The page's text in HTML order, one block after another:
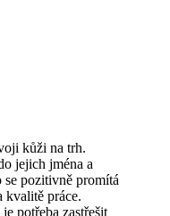
kůži na trh.
jejich jména a
se pozitivně promítá
kvalitě práce.
potřeba zastřešit